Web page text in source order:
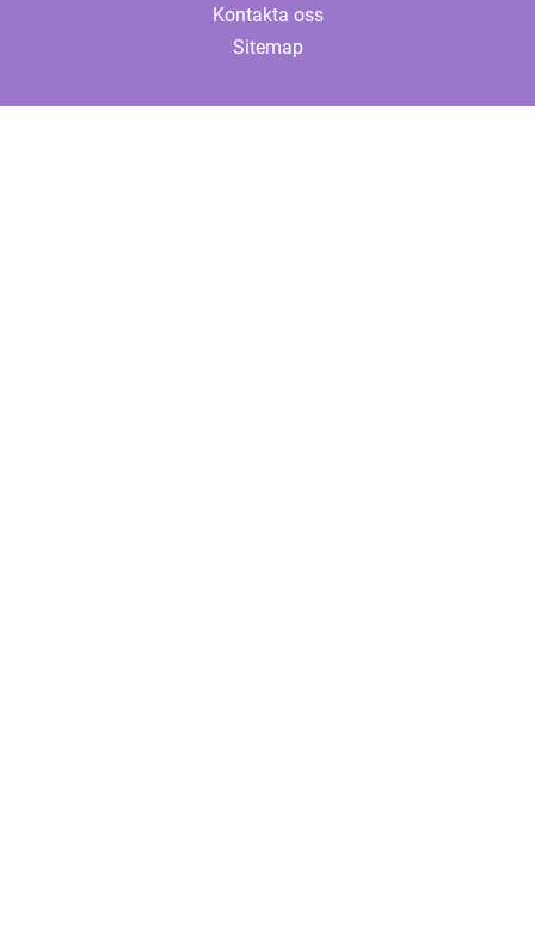
Kontakta oss
Sitemap